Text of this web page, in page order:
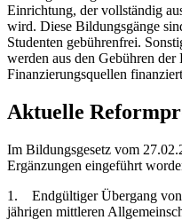
Einrichtung, der vollständig
wird. Diese Bildungsgänge
Studenten gebührenfrei.
werden aus den Gebühren
Finanzierungsquellen
Aktuelle
Im Bildungsgesetz vom
Ergänzungen eingeführt
1. Endgültiger Übergang von
jährigen mittleren